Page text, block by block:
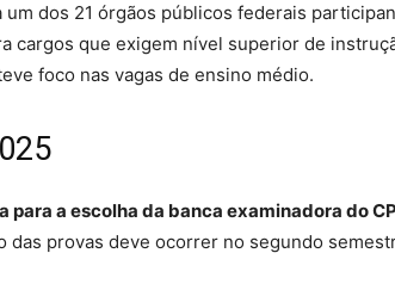
um dos 21 órgãos públicos federais
cargos que exigem nível superior de
foco nas vagas de ensino médio.
para a escolha da banca examinadora do
das provas deve ocorrer no segundo